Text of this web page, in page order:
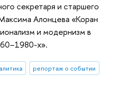
секретаря и старшего
Алонцева «Коран
и модернизм в
х».
репортаж о событии